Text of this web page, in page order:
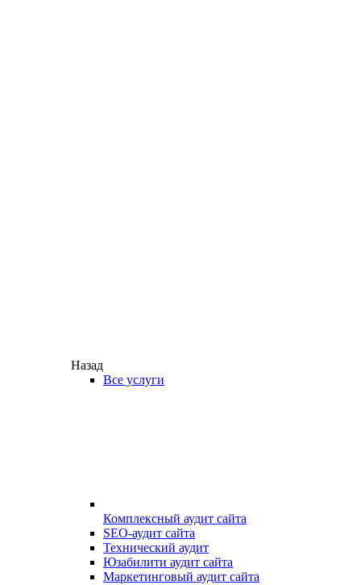
Назад
Все услуги
Комплексный аудит сайта
SEO-аудит сайта
Технический аудит
Юзабилити аудит сайта
Маркетинговый аудит сайта